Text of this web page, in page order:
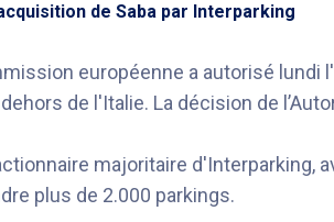
de Saba par Interparking
européenne a autorisé
de l'Italie. La décision de
majoritaire d'Interparking,
plus de 2.000 parkings.